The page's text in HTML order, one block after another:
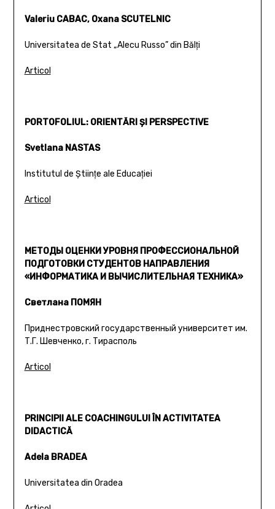
Valeriu CABAC, Oxana SCUTELNIC
Universitatea de Stat „Alecu Russo” din Bălţi
Articol
PORTOFOLIUL: ORIENTĂRI ŞI PERSPECTIVE
Svetlana NASTAS
Institutul de Ştiinţe ale Educaţiei
Articol
МЕТОДЫ ОЦЕНКИ УРОВНЯ ПРОФЕССИОНАЛЬНОЙ
ПОДГОТОВКИ СТУДЕНТОВ НАПРАВЛЕНИЯ
«ИНФОРМАТИКА И ВЫЧИСЛИТЕЛЬНАЯ ТЕХНИКА»
Светлана ПОМЯН
Приднестровский государственный университет им.
Т.Г. Шевченко, г. Тирасполь
Articol
PRINCIPII ALE COACHINGULUI ÎN ACTIVITATEA
DIDACTICĂ
Adela BRADEA
Universitatea din Oradea